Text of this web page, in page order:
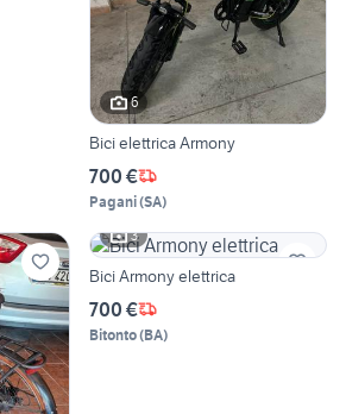
6
Bici elettrica Armony
700 €
Pagani(SA)
3
Bici Armony elettrica
700 €
Bitonto(BA)